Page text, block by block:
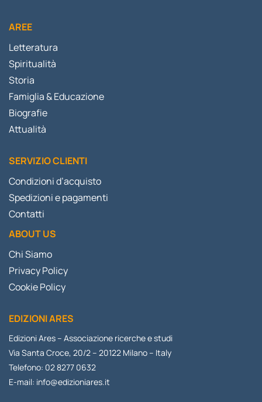
AREE
Letteratura
Spiritualità
Storia
Famiglia & Educazione
Biografie
Attualità
SERVIZIO CLIENTI
Condizioni d’acquisto
Spedizioni e pagamenti
Contatti
ABOUT US
Chi Siamo
Privacy Policy
Cookie Policy
EDIZIONI ARES
Edizioni Ares – Associazione ricerche e studi
Via Santa Croce, 20/2 – 20122 Milano – Italy
Telefono: 02 8277 0632
E-mail: info@edizioniares.it